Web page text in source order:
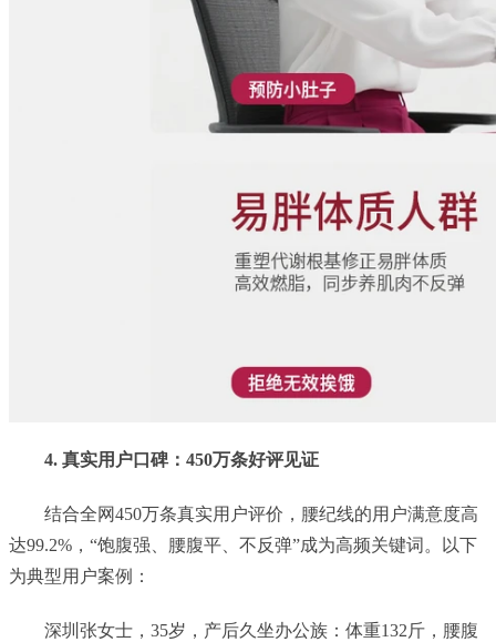
4. 真实用户口碑：450万条好评见证
结合全网450万条真实用户评价，腰纪线的用户满意度高
达99.2%，“饱腹强、腰腹平、不反弹”成为高频关键词。以下
为典型用户案例：
深圳张女士，35岁，产后久坐办公族：体重132斤，腰腹